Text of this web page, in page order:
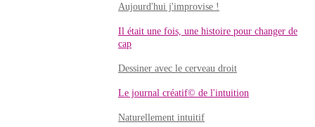
Aujourd'hui j'improvise !
Il était une fois, une histoire pour changer de
cap
Dessiner avec le cerveau droit
Le journal créatif© de l'intuition
Naturellement intuitif